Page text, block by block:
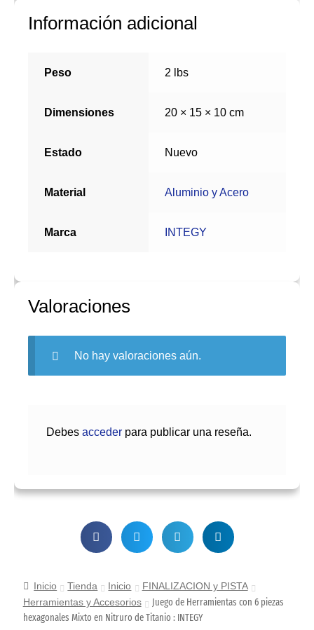
Información adicional
Peso 2 lbs
Dimensiones 20 × 15 × 10 cm
Estado Nuevo
Material Aluminio y Acero
Marca INTEGY
Valoraciones
No hay valoraciones aún.
Debes accederpara publicar una reseña.
Inicio Tienda Inicio
FINALIZACION y PISTA
Herramientas y Accesorios
Juego de Herramientas con 6 piezas
hexagonales Mixto en Nitruro de Titanio : INTEGY